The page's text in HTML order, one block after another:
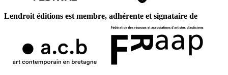
Lendroit éditions est membre, adhérente et signataire de